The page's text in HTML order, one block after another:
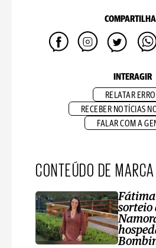
INTERAGIR
RELATAR
RECEBER NOTÍCIAS
FALAR COM A
CONTEÚDO DE MARCA
sorteio